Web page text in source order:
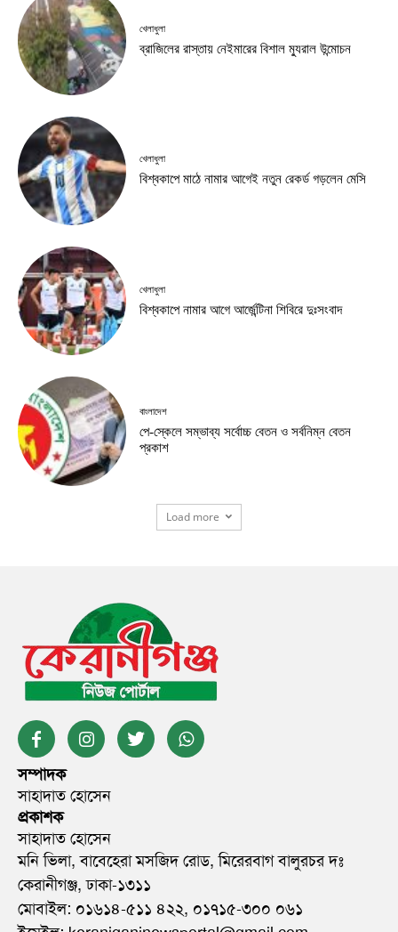
খেলাধুলা
ব্রাজিলের রাস্তায় নেইমারের বিশাল ম্যুরাল উন্মোচন
খেলাধুলা
বিশ্বকাপে মাঠে নামার আগেই নতুন রেকর্ড গড়লেন মেসি
খেলাধুলা
বিশ্বকাপে নামার আগে আর্জেন্টিনা শিবিরে দুঃসংবাদ
বাংলাদেশ
পে-স্কেলে সম্ভাব্য সর্বোচ্চ বেতন ও সর্বনিম্ন বেতন
প্রকাশ
Load more
সম্পাদক
সাহাদাত হোসেন
প্রকাশক
সাহাদাত হোসেন
মনি ভিলা, বাবেহেরা মসজিদ রোড, মিরেরবাগ বালুরচর দঃ
কেরানীগঞ্জ, ঢাকা-১৩১১
মোবাইল: ০১৬১৪-৫১১ ৪২২, ০১৭১৫-৩০০ ০৬১